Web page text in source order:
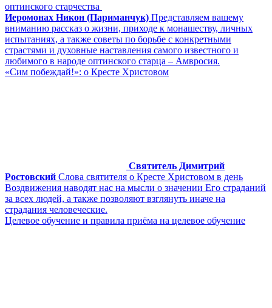
оптинского старчества
Иеромонах Никон (Париманчук) Представляем вашему
вниманию рассказ о жизни, приходе к монашеству, личных
испытаниях, а также советы по борьбе с конкретными
страстями и духовные наставления самого известного и
любимого в народе оптинского старца – Амвросия.
«Сим побеждай!»: о Кресте Христовом
Святитель Димитрий
Ростовский Слова святителя о Кресте Христовом в день
Воздвижения наводят нас на мысли о значении Его страданий
за всех людей, а также позволяют взглянуть иначе на
страдания человеческие.
Целевое обучение и правила приёма на целевое обучение